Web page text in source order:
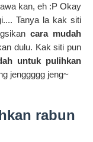
kan, eh :P Okay
Tanya la kak siti
cara mudah
dulu. Kak siti pun
untuk pulihkan
jenggggg jeng~
rabun